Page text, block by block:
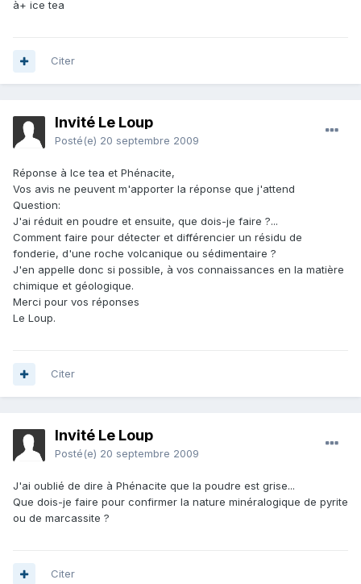
à+ ice tea
Citer
Invité Le Loup
Posté(e) 20 septembre 2009
Réponse à Ice tea et Phénacite,
Vos avis ne peuvent m'apporter la réponse que j'attend
Question:
J'ai réduit en poudre et ensuite, que dois-je faire ?...
Comment faire pour détecter et différencier un résidu de
fonderie, d'une roche volcanique ou sédimentaire ?
J'en appelle donc si possible, à vos connaissances en la matière
chimique et géologique.
Merci pour vos réponses
Le Loup.
Citer
Invité Le Loup
Posté(e) 20 septembre 2009
J'ai oublié de dire à Phénacite que la poudre est grise...
Que dois-je faire pour confirmer la nature minéralogique de pyrite
ou de marcassite ?
Citer